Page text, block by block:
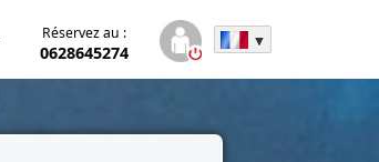
Réservez au :
0628645274